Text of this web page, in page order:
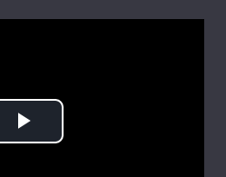
Play